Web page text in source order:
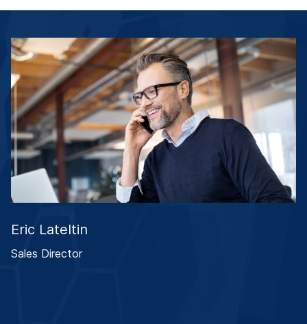
Eric Lateltin
Sales Director